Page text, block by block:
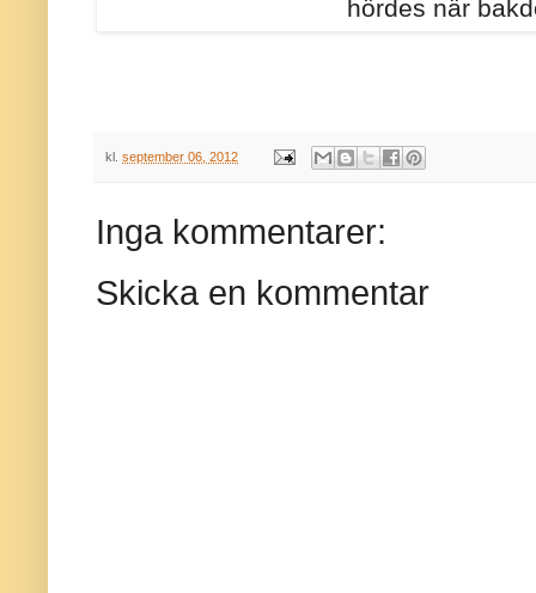
hördes när
kl. september 06, 2012
Inga kommentarer:
Skicka en kommentar